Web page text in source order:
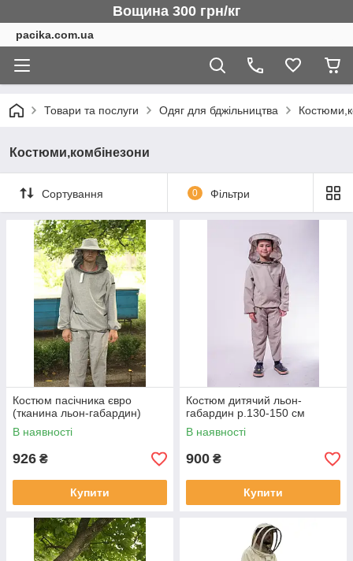
Вощина 300 грн/кг
pacika.com.ua
Товари та послуги Одяг для бджільництва
Костюми,комбінезони
Сортування 0 Фільтри
Костюм пасічника євро
(тканина льон-габардин)
В наявності
926 ₴
Купити
Костюм дитячий льон-
габардин р.130-150 см
В наявності
900 ₴
Купити